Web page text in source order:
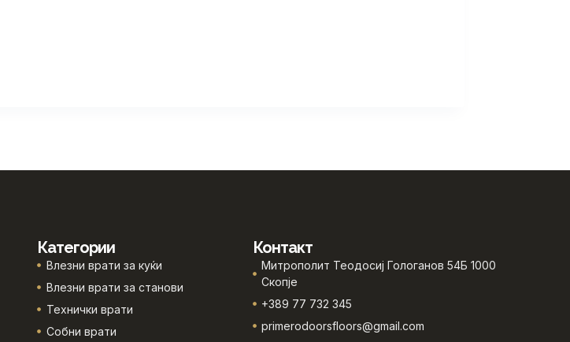
Категории
Влезни врати за куќи
Влезни врати за станови
Технички врати
Собни врати
Контакт
Митрополит Теодосиј Гологанов 54Б 1000
Скопје
+389 77 732 345
primerodoorsfloors@gmail.com